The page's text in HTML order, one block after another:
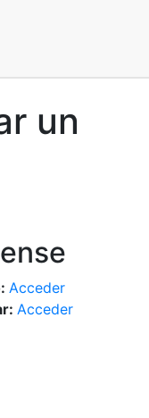
un
Acceder
Acceder